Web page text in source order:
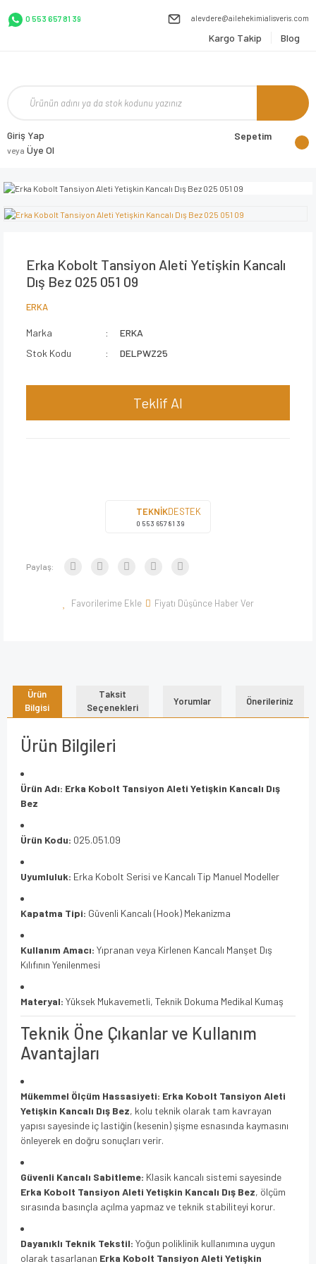
0 553 657 81 39 alevdere@ailehekimialisveris.com
Kargo Takip Blog
Giriş Yap
veya Üye Ol
Sepetim
Erka Kobolt Tansiyon Aleti Yetişkin Kancalı
Dış Bez 025 051 09
ERKA
Marka
ERKA
Stok Kodu
DELPWZ25
Teklif Al
TEKNİKDESTEK
0 553 657 81 39
Paylaş:
Fiyatı Düşünce Haber Ver
Ürün
Bilgisi
Taksit
Seçenekleri
Yorumlar Önerileriniz
Ürün Bilgileri
Ürün Adı: Erka Kobolt Tansiyon Aleti Yetişkin Kancalı Dış
Bez
Ürün Kodu: 025.051.09
Uyumluluk: Erka Kobolt Serisi ve Kancalı Tip Manuel Modeller
Kapatma Tipi: Güvenli Kancalı (Hook) Mekanizma
Kullanım Amacı: Yıpranan veya Kirlenen Kancalı Manşet Dış
Kılıfının Yenilenmesi
Materyal: Yüksek Mukavemetli, Teknik Dokuma Medikal Kumaş
Teknik Öne Çıkanlar ve Kullanım
Avantajları
Mükemmel Ölçüm Hassasiyeti: Erka Kobolt Tansiyon Aleti
Yetişkin Kancalı Dış Bez, kolu teknik olarak tam kavrayan
yapısı sayesinde iç lastiğin (kesenin) şişme esnasında kaymasını
önleyerek en doğru sonuçları verir.
Güvenli Kancalı Sabitleme: Klasik kancalı sistemi sayesinde
Erka Kobolt Tansiyon Aleti Yetişkin Kancalı Dış Bez, ölçüm
sırasında basınçla açılma yapmaz ve teknik stabiliteyi korur.
Dayanıklı Teknik Tekstil: Yoğun poliklinik kullanımına uygun
olarak tasarlanan Erka Kobolt Tansiyon Aleti Yetişkin